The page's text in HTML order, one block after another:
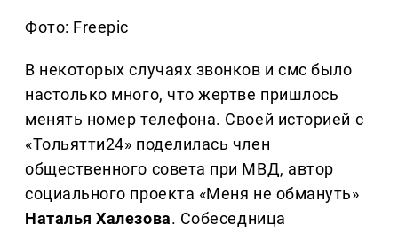
Фото: Freepic
В некоторых случаях звонков и смс было
настолько много, что жертве пришлось
менять номер телефона. Своей историей с
«Тольятти24» поделилась член
общественного совета при МВД, автор
социального проекта «Меня не обмануть»
Наталья Халезова. Собеседница